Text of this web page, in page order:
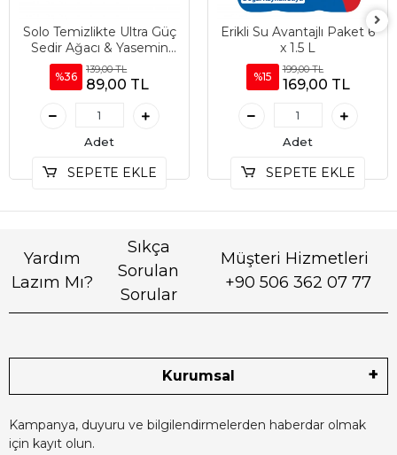
Solo Temizlikte Ultra Güç
Sedir Ağacı & Yasemin
Esintisi Yüzey Temizlik
Havlusu 100’lü
%36
139,00 TL
89,00 TL
Adet
SEPETE EKLE
Erikli Su Avantajlı Paket 6
x 1.5 L
%15
199,00 TL
169,00 TL
Adet
SEPETE EKLE
Yardım
Lazım Mı?
Sıkça
Sorulan
Sorular
Müşteri Hizmetleri
+90 506 362 07 77
Kurumsal
Kampanya, duyuru ve bilgilendirmelerden haberdar olmak
için kayıt olun.